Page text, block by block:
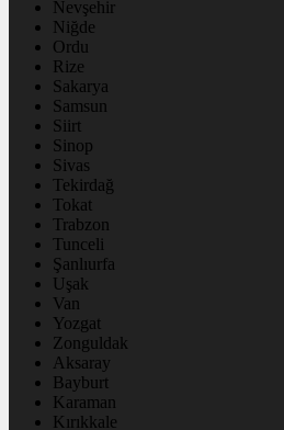
Nevşehir
Niğde
Ordu
Rize
Sakarya
Samsun
Siirt
Sinop
Sivas
Tekirdağ
Tokat
Trabzon
Tunceli
Şanlıurfa
Uşak
Van
Yozgat
Zonguldak
Aksaray
Bayburt
Karaman
Kırıkkale